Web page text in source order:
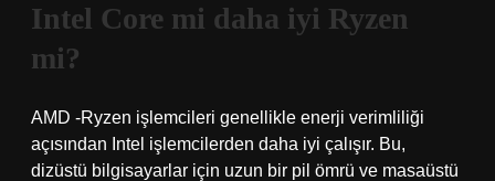
Intel Core mi daha iyi Ryzen
mi?
AMD -Ryzen işlemcileri genellikle enerji verimliliği
açısından Intel işlemcilerden daha iyi çalışır. Bu,
dizüstü bilgisayarlar için uzun bir pil ömrü ve masaüstü